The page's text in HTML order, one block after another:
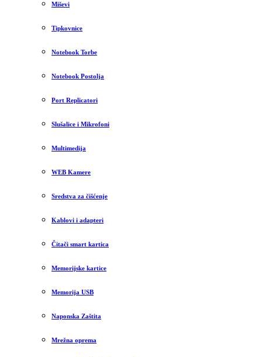
Miševi
Tipkovnice
Notebook Torbe
Notebook Postolja
Port Replicatori
Slušalice i Mikrofoni
Multimedija
WEB Kamere
Sredstva za čišćenje
Kablovi i adapteri
Čitači smart kartica
Memorijske kartice
Memorija USB
Naponska Zaštita
Mrežna oprema